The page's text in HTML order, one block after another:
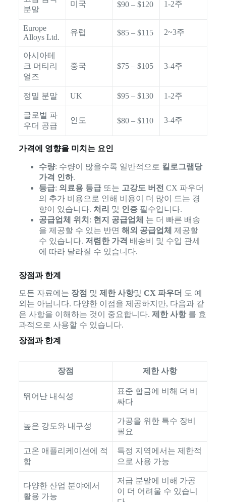
분말
미국 $90 – $120 1-2주
Europe
Alloys Ltd.
유럽 $85 – $115 2~3주
아시아테
크 머티리
얼즈
중국 $75 – $105 3-4주
정밀 분말 UK $95 – $130 1-2주
글로벌 파
우더 공급
인도 $80 – $110 3-4주
가격에 영향을 미치는 요인
수량: 수량이 많을수록 일반적으로 킬로그램당
가격 인하.
등급: 의료용 등급또는 고강도 버전 CX 파우더
의 추가 비용으로 인해 비용이 더 많이 드는 경
향이 있습니다. 처리 및 인증필수입니다.
공급업체 위치 : 현지 공급업체
는 더 빠른 배송
을 제공할 수 있는 반면 해외 공급업체 제공할
수 있습니다. 저렴한 가격 배송비 및 수입 관세
에 따라 달라질 수 있습니다.
장점과 한계
모든 자료에는 장점 및 제한 사항및 CX 파우더 도 예
외는 아닙니다. 다양한 이점을 제공하지만, 다음과 같
은 사항을 이해하는 것이 중요합니다. 제한 사항를 효
과적으로 사용할 수 있습니다.
장점과 한계
장점 제한 사항
뛰어난 내식성
표준 합금에 비해 더 비
싸다
높은 강도와 내구성
가공을 위한 특수 장비
필요
고온 애플리케이션에 적
합
특정 지역에서는 제한적
으로 사용 가능
다양한 산업 분야에서
활용 가능
저급 분말에 비해 가공
이 더 어려울 수 있습니